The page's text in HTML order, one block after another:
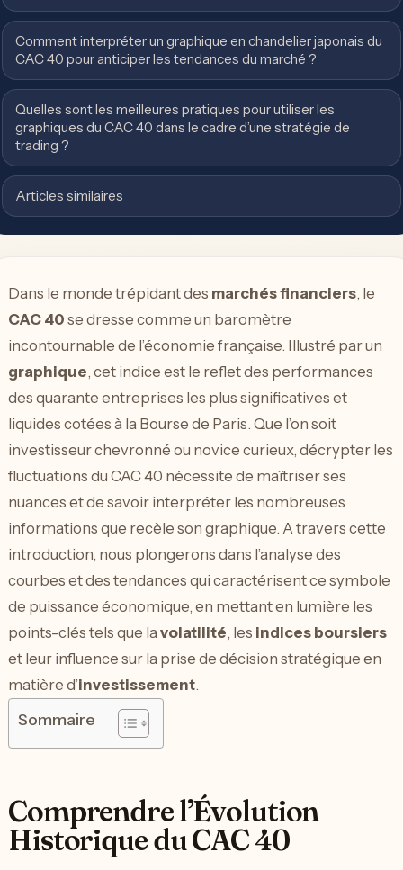
Comment interpréter un graphique en chandelier japonais du
CAC 40 pour anticiper les tendances du marché ?
Quelles sont les meilleures pratiques pour utiliser les
graphiques du CAC 40 dans le cadre d’une stratégie de
trading ?
Articles similaires
Dans le monde trépidant des marchés financiers, le
CAC 40 se dresse comme un baromètre
incontournable de l’économie française. Illustré par un
graphique, cet indice est le reflet des performances
des quarante entreprises les plus significatives et
liquides cotées à la Bourse de Paris. Que l’on soit
investisseur chevronné ou novice curieux, décrypter les
fluctuations du CAC 40 nécessite de maîtriser ses
nuances et de savoir interpréter les nombreuses
informations que recèle son graphique. A travers cette
introduction, nous plongerons dans l’analyse des
courbes et des tendances qui caractérisent ce symbole
de puissance économique, en mettant en lumière les
points-clés tels que la volatilité, les indices boursiers
et leur influence sur la prise de décision stratégique en
matière d’investissement.
Sommaire
Comprendre l’Évolution
Historique du CAC 40